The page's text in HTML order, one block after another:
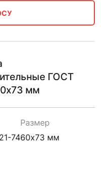
ГОСТ
мм
74
Размер
60х73 мм